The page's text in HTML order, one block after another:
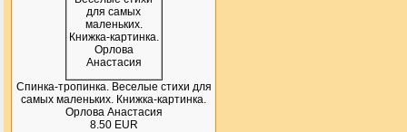
Спинка-тропинка. Веселые стихи для
самых маленьких. Книжка-картинка.
Орлова Анастасия
8.50 EUR